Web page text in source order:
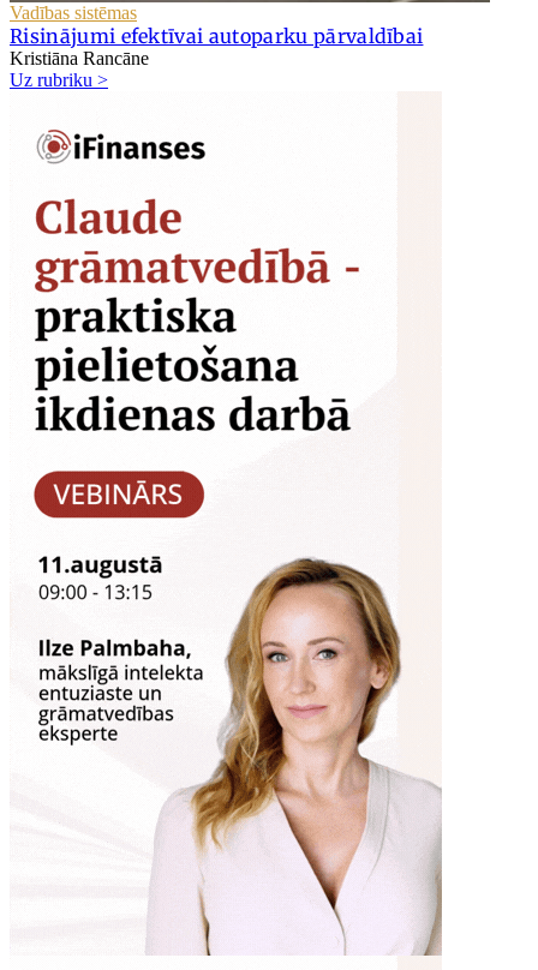
Vadības sistēmas
Risinājumi efektīvai autoparku pārvaldībai
Kristiāna Rancāne
Uz rubriku >